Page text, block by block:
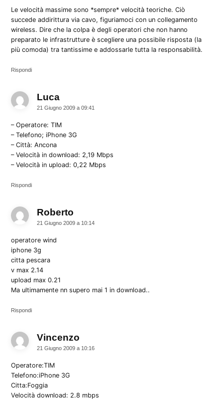
Le velocità massime sono *sempre* velocità teoriche. Ciò
succede addirittura via cavo, figuriamoci con un collegamento
wireless. Dire che la colpa è degli operatori che non hanno
preparato le infrastrutture è scegliere una possibile risposta (la
più comoda) tra tantissime e addossarle tutta la responsabilità.
Rispondi
Lucadice:
21 Giugno 2009 a 09:41
– Operatore: TIM
– Telefono; iPhone 3G
– Città: Ancona
– Velocità in download: 2,19 Mbps
– Velocità in upload: 0,22 Mbps
Rispondi
Roberto
21 Giugno 2009 a 10:14
operatore wind
iphone 3g
citta pescara
v max 2.14
upload max 0.21
Ma ultimamente nn supero mai 1 in download..
Rispondi
Vincenzo
21 Giugno 2009 a 10:16
Operatore:TIM
Telefono:iPhone 3G
Citta:Foggia
Velocità download: 2.8 mbps